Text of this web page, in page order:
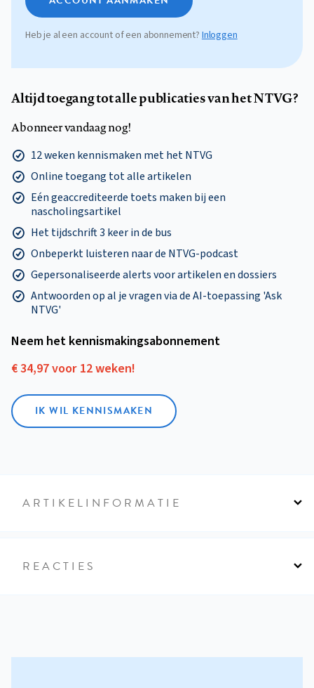
Heb je al een account of een abonnement? Inloggen
Altijd toegang tot alle publicaties van het NTVG?
Abonneer vandaag nog!
12 weken kennismaken met het NTVG
Online toegang tot alle artikelen
Eén geaccrediteerde toets maken bij een
nascholingsartikel
Het tijdschrift 3 keer in de bus
Onbeperkt luisteren naar de NTVG-podcast
Gepersonaliseerde alerts voor artikelen en dossiers
Antwoorden op al je vragen via de AI-toepassing 'Ask
NTVG'
Neem het kennismakings­abonnement
€ 34,97 voor 12 weken!
IK WIL KENNISMAKEN
ARTIKELINFORMATIE
REACTIES